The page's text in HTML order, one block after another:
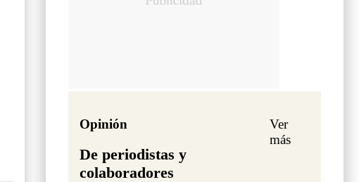
Opinión
De periodistas y
colaboradores
Ver
más